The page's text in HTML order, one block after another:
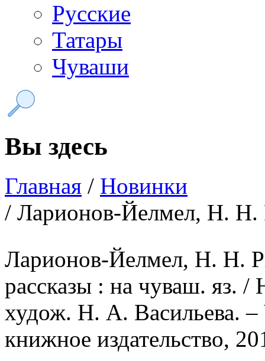
Русские
Татары
Чуваши
Вы здесь
Главная / Новинки
/ Ларионов-Йелмел, Н. Н.
Ларионов-Йелмел, Н. Н.
рассказы : на чуваш. яз.
худож. Н. А. Васильева.
книжное издательство,